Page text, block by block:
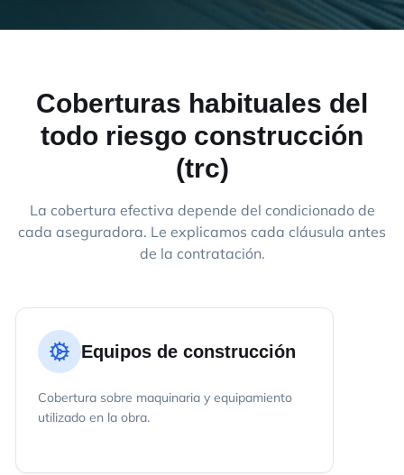
Coberturas habituales del
todo riesgo construcción
(trc)
La cobertura efectiva depende del condicionado de
cada aseguradora. Le explicamos cada cláusula antes
de la contratación.
Equipos de construcción
Cobertura sobre maquinaria y equipamiento
utilizado en la obra.